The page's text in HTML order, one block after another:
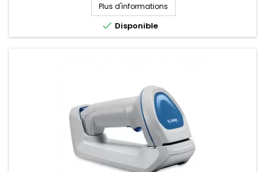
Plus d'informations
 Disponible